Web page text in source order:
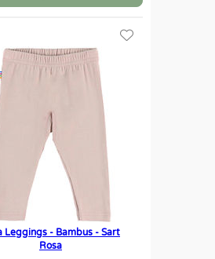
Leggings - Bambus - Sart
Rosa